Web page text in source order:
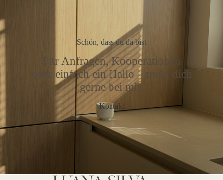
Schön, dass du da bist
Für Anfragen, Kooperationen
oder einfach ein Hallo – meld dich
gerne bei mir.
Kontakt